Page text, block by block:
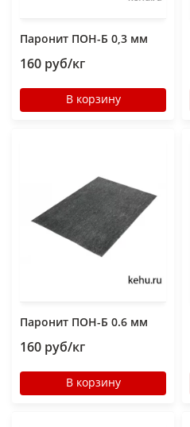
Паронит ПОН-Б 0,3 мм
160 руб/кг
В корзину
Паронит ПОН-Б 0.6 мм
160 руб/кг
В корзину